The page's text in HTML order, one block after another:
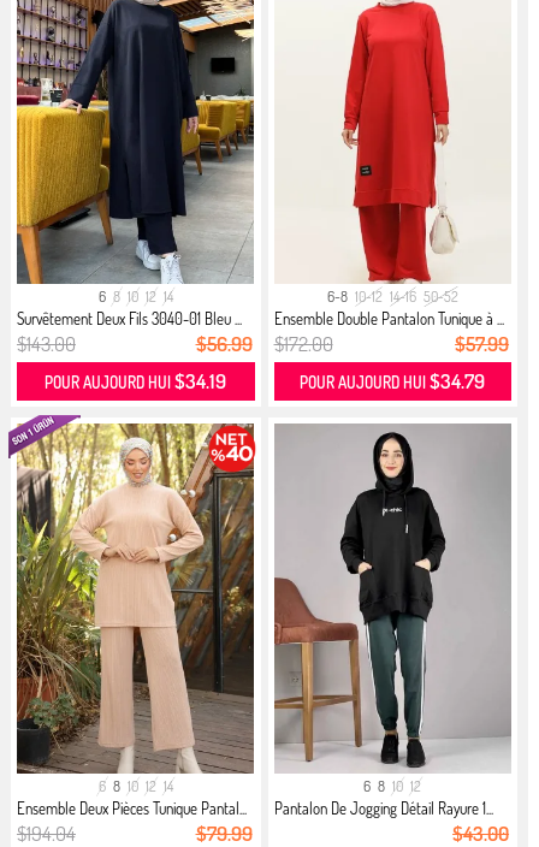
6 8 10 12 14
Survêtement Deux Fils 3040-01 Bleu ...
$143.00 $56.99
POUR AUJOURD HUI$34.19
6-8 10-12 14-16 50-52
Ensemble Double Pantalon Tunique à ...
$172.00 $57.99
POUR AUJOURD HUI$34.79
6 8 10 12 14
Ensemble Deux Pièces Tunique Pantal...
$194.04 $79.99
6 8 10 12
Pantalon De Jogging Détail Rayure 1...
$43.00